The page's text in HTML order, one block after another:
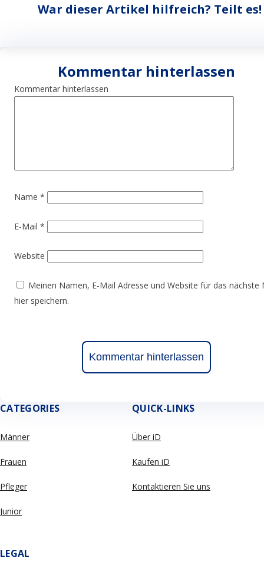
War dieser Artikel hilfreich? Teilt es!
Kommentar hinterlassen
Kommentar hinterlassen
Name *
E-Mail *
Website
Meinen Namen, E-Mail Adresse und Website für das nächste
hier speichern.
CATEGORIES
Männer
Frauen
Pfleger
Junior
QUICK-LINKS
Über iD
Kaufen iD
Kontaktieren Sie uns
LEGAL